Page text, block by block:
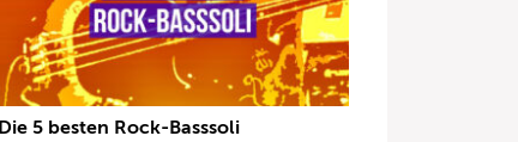
Die 5 besten Rock-Basssoli